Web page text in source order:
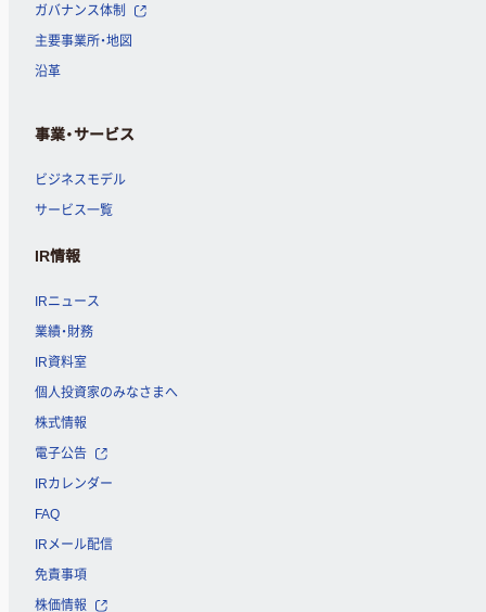
ガバナンス体制
主要事業所・地図
沿革
事業・サービス
ビジネスモデル
サービス一覧
IR情報
IRニュース
業績・財務
IR資料室
個人投資家のみなさまへ
株式情報
電子公告
IRカレンダー
FAQ
IRメール配信
免責事項
株価情報